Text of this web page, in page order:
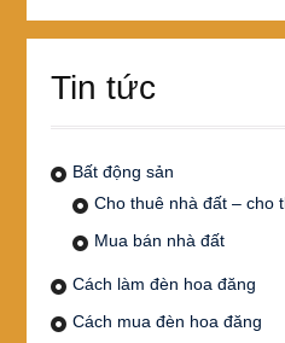
Tin tức
Bất động sản
Cho thuê nhà đất – cho
Mua bán nhà đất
Cách làm đèn hoa đăng
Cách mua đèn hoa đăng